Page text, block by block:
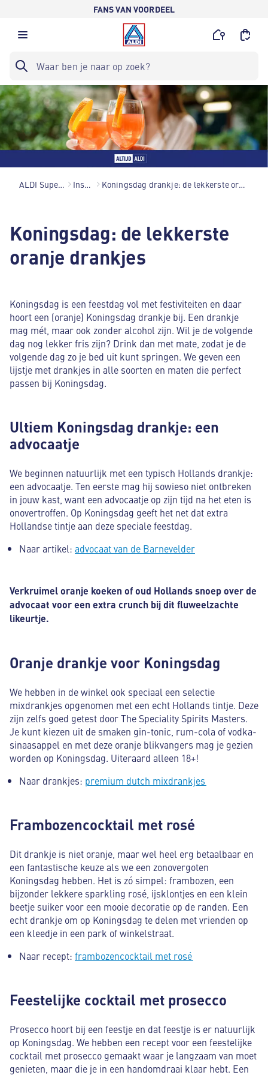
FANS VAN VOORDEEL
ALDI Supermarkten Inspiratie Koningsdag drankje: de lekkerste oranje drankjes op een rij
Koningsdag: de lekkerste
oranje drankjes
Koningsdag is een feestdag vol met festiviteiten en daar
hoort een (oranje) Koningsdag drankje bij. Een drankje
mag mét, maar ook zonder alcohol zijn. Wil je de volgende
dag nog lekker fris zijn? Drink dan met mate, zodat je de
volgende dag zo je bed uit kunt springen. We geven een
lijstje met drankjes in alle soorten en maten die perfect
passen bij Koningsdag.
Ultiem Koningsdag drankje: een
advocaatje
We beginnen natuurlijk met een typisch Hollands drankje:
een advocaatje. Ten eerste mag hij sowieso niet ontbreken
in jouw kast, want een advocaatje op zijn tijd na het eten is
onovertroffen. Op Koningsdag geeft het net dat extra
Hollandse tintje aan deze speciale feestdag.
Naar artikel: advocaat van de Barnevelder
Verkruimel oranje koeken of oud Hollands snoep over de
advocaat voor een extra crunch bij dit fluweelzachte
likeurtje.
Oranje drankje voor Koningsdag
We hebben in de winkel ook speciaal een selectie
mixdrankjes opgenomen met een echt Hollands tintje. Deze
zijn zelfs goed getest door The Speciality Spirits Masters.
Je kunt kiezen uit de smaken gin-tonic, rum-cola of vodka-
sinaasappel en met deze oranje blikvangers mag je gezien
worden op Koningsdag. Uiteraard alleen 18+!
Naar drankjes: premium dutch mixdrankjes
Frambozencocktail met rosé
Dit drankje is niet oranje, maar wel heel erg betaalbaar en
een fantastische keuze als we een zonovergoten
Koningsdag hebben. Het is zó simpel: frambozen, een
bijzonder lekkere sparkling rosé, ijsklontjes en een klein
beetje suiker voor een mooie decoratie op de randen. Een
echt drankje om op Koningsdag te delen met vrienden op
een kleedje in een park of winkelstraat.
Naar recept: frambozencocktail met rosé
Feestelijke cocktail met prosecco
Prosecco hoort bij een feestje en dat feestje is er natuurlijk
op Koningsdag. We hebben een recept voor een feestelijke
cocktail met prosecco gemaakt waar je langzaam van moet
genieten, maar die je in een handomdraai klaar hebt. Een